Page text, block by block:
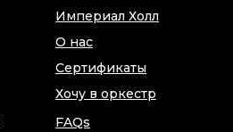
Империал Холл
О нас
Сертификаты
Хочу в оркестр
FAQs